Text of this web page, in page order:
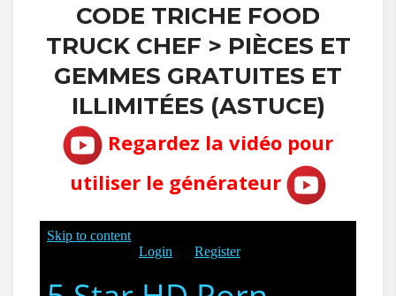
CODE TRICHE FOOD
TRUCK CHEF > PIÈCES ET
GEMMES GRATUITES ET
ILLIMITÉES (ASTUCE)
Regardez la vidéo pour
utiliser le générateur